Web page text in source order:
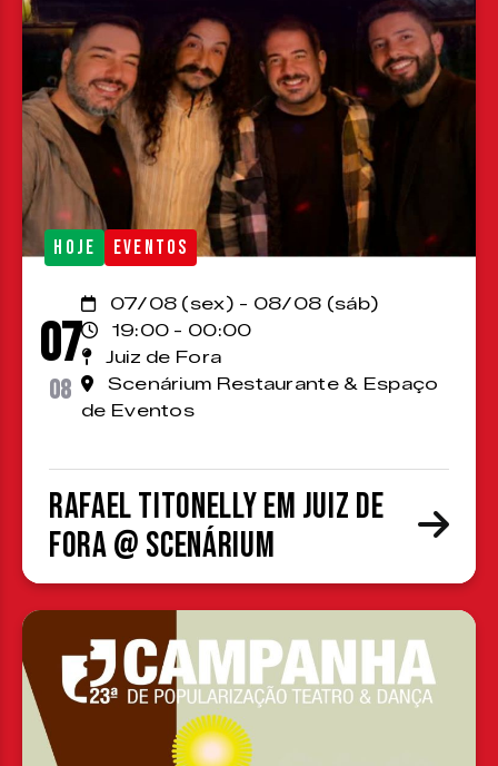
HOJE EVENTOS
07
08
07/08 (sex) - 08/08 (sáb)
19:00 - 00:00
Juiz de Fora
Scenárium Restaurante & Espaço
de Eventos
Rafael Titonelly em Juiz de
Fora @ Scenárium